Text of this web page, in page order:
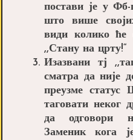
постави је у Фб-
што више
види колико
,,Стану на црту!“
Изазвани тј
сматра да није
преузме статус
таговати неког
да одговори
Заменик кога